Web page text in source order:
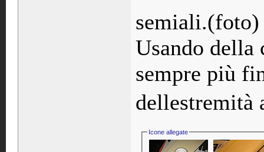
semiali.(foto)
Usando della
sempre più
Icone allegate